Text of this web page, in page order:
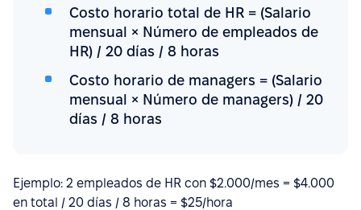
Costo horario total de HR = (Salario
mensual × Número de empleados de
HR) / 20 días / 8 horas
Costo horario de managers = (Salario
mensual × Número de managers) / 20
días / 8 horas
Ejemplo: 2 empleados de HR con $2.000/mes = $4.000
en total / 20 días / 8 horas = $25/hora